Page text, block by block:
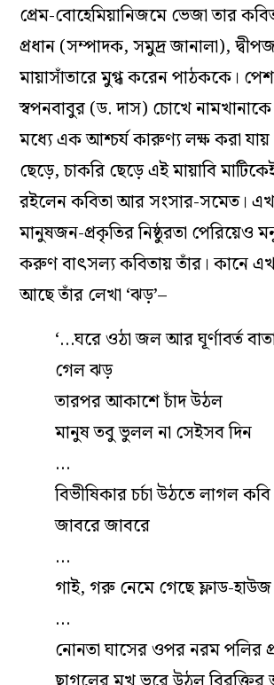
প্রেম-বোহেমিয়ানিজমে ভেজা তার
প্রধান (সম্পাদক, সমুদ্র জানালা),
মায়াসাঁতারে মুগ্ধ করেন পাঠককে।
স্বপনবাবুর (ড. দাস) চোখে
মধ্যে এক আশ্চর্য কারুণ্য লক্ষ করা
ছেড়ে, চাকরি ছেড়ে এই মায়াবি
রইলেন কবিতা আর সংসার-সমেত।
মানুষজন-প্রকৃতির নিষ্ঠুরতা পেরিয়েও
করুণ বাৎসল্য কবিতায় তাঁর। কানে
আছে তাঁর লেখা ‘ঝড়’–
‘…ঘরে ওঠা জল আর ঘূর্ণাবর্ত
গেল ঝড়
তারপর আকাশে চাঁদ উঠল
মানুষ তবু ভুলল না সেইসব দিন
…
বিভীষিকার চর্চা উঠতে লাগল
জাবরে জাবরে
…
গাই, গরু নেমে গেছে ফ্লাড-
…
নোনতা ঘাসের ওপর নরম পলির